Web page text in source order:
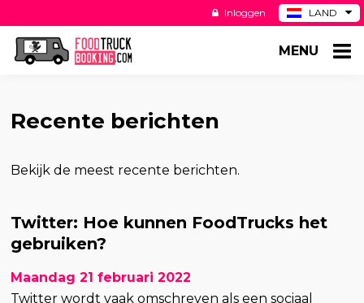
LAND
DE
Inloggen
MENU
Recente berichten
Bekijk de meest recente berichten.
Twitter: Hoe kunnen FoodTrucks het
gebruiken?
Maandag 21 februari 2022
Twitter wordt vaak omschreven als een sociaal